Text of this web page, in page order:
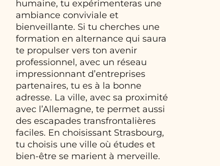
humaine, tu expérimenteras une
ambiance conviviale et
bienveillante. Si tu cherches une
formation en alternance qui saura
te propulser vers ton avenir
professionnel, avec un réseau
impressionnant d’entreprises
partenaires, tu es à la bonne
adresse. La ville, avec sa proximité
avec l’Allemagne, te permet aussi
des escapades transfrontalières
faciles. En choisissant Strasbourg,
tu choisis une ville où études et
bien-être se marient à merveille.